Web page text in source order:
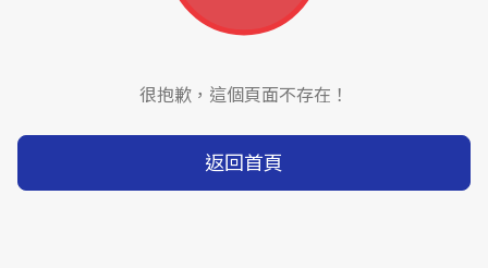
很抱歉，這個頁面不存在！
返回首頁